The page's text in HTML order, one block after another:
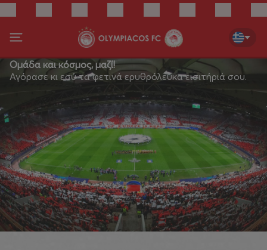
Ομάδα και κόσμος, μαζί!
Αγόρασε κι εσύ τα φετινά ερυθρόλευκα εισιτήριά σου.